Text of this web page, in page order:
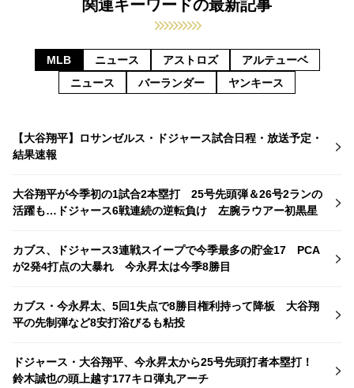
関連キーワードの最新記事
MLB ニュース アストロズ
アルテューベ
ニュース
バーランダー ヤンキース
【大谷翔平】ロサンゼルス・ドジャース試合日程・放送予定・
結果速報
大谷翔平が今季初の1試合2本塁打 25号先頭弾＆26号2ランの
活躍も…ドジャース6戦連続の逆転負け 左腕ラウアー初黒星
カブス、ドジャース3連戦スイープで今季最多の貯金17 PCA
が2発4打点の大暴れ 今永昇太は今季8勝目
カブス・今永昇太、5回1失点で8勝目権利持って降板 大谷翔
平の先制弾など8安打浴びるも粘投
ドジャース・大谷翔平、今永昇太から25号先頭打者本塁打！
鈴木誠也の頭上越す177キロ弾丸アーチ